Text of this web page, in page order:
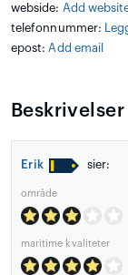
webside: Add
telefonnummer:
epost: Add email
Beskrivelser
Erik sier:
område
maritime kvaliteter